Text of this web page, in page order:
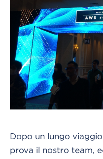
Dopo un lungo
prova il nostro team,